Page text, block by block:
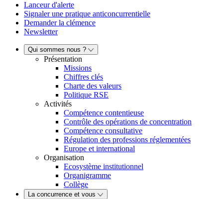
Lanceur d'alerte
Signaler une pratique anticoncurrentielle
Demander la clémence
Newsletter
Qui sommes nous ?
Présentation
Missions
Chiffres clés
Charte des valeurs
Politique RSE
Activités
Compétence contentieuse
Contrôle des opérations de concentration
Compétence consultative
Régulation des professions réglementées
Europe et international
Organisation
Ecosystème institutionnel
Organigramme
Collège
La concurrence et vous